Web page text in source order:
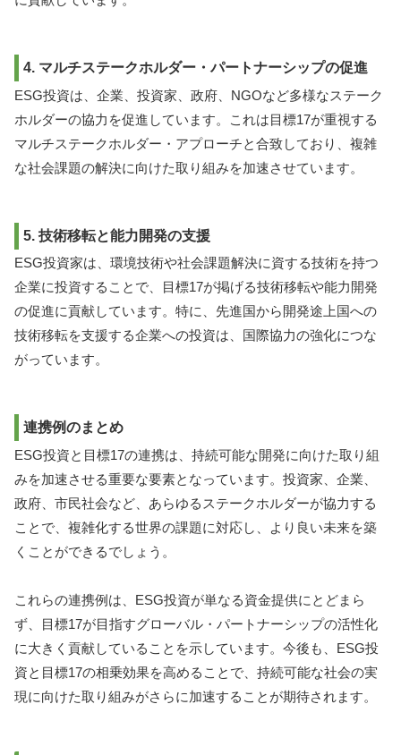
4. マルチステークホルダー・パートナーシップの促進
ESG投資は、企業、投資家、政府、NGOなど多様なステーク
ホルダーの協力を促進しています。これは目標17が重視する
マルチステークホルダー・アプローチと合致しており、複雑
な社会課題の解決に向けた取り組みを加速させています。
5. 技術移転と能力開発の支援
ESG投資家は、環境技術や社会課題解決に資する技術を持つ
企業に投資することで、目標17が掲げる技術移転や能力開発
の促進に貢献しています。特に、先進国から開発途上国への
技術移転を支援する企業への投資は、国際協力の強化につな
がっています。
連携例のまとめ
ESG投資と目標17の連携は、持続可能な開発に向けた取り組
みを加速させる重要な要素となっています。投資家、企業、
政府、市民社会など、あらゆるステークホルダーが協力する
ことで、複雑化する世界の課題に対応し、より良い未来を築
くことができるでしょう。
これらの連携例は、ESG投資が単なる資金提供にとどまら
ず、目標17が目指すグローバル・パートナーシップの活性化
に大きく貢献していることを示しています。今後も、ESG投
資と目標17の相乗効果を高めることで、持続可能な社会の実
現に向けた取り組みがさらに加速することが期待されます。